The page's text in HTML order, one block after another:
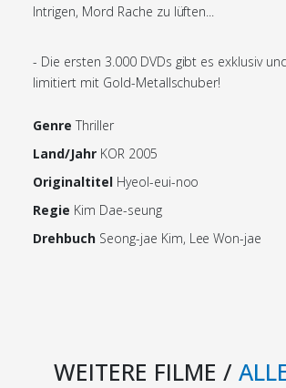
Intrigen, Mord Rache zu lüften...
- Die ersten 3.000 DVDs gibt es exklusiv
limitiert mit Gold-Metallschuber!
Genre Thriller
Land/Jahr KOR 2005
Originaltitel Hyeol-eui-noo
Regie Kim Dae-seung
Drehbuch Seong-jae Kim, Lee Won-jae
WEITERE FILME /